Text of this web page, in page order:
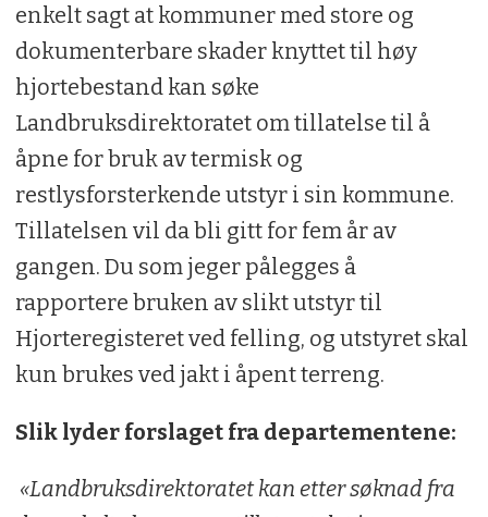
enkelt sagt at kommuner med store og
dokumenterbare skader knyttet til høy
hjortebestand kan søke
Landbruksdirektoratet om tillatelse til å
åpne for bruk av termisk og
restlysforsterkende utstyr i sin kommune.
Tillatelsen vil da bli gitt for fem år av
gangen. Du som jeger pålegges å
rapportere bruken av slikt utstyr til
Hjorteregisteret ved felling, og utstyret skal
kun brukes ved jakt i åpent terreng.
Slik lyder forslaget fra departementene:
«Landbruksdirektoratet kan etter søknad fra